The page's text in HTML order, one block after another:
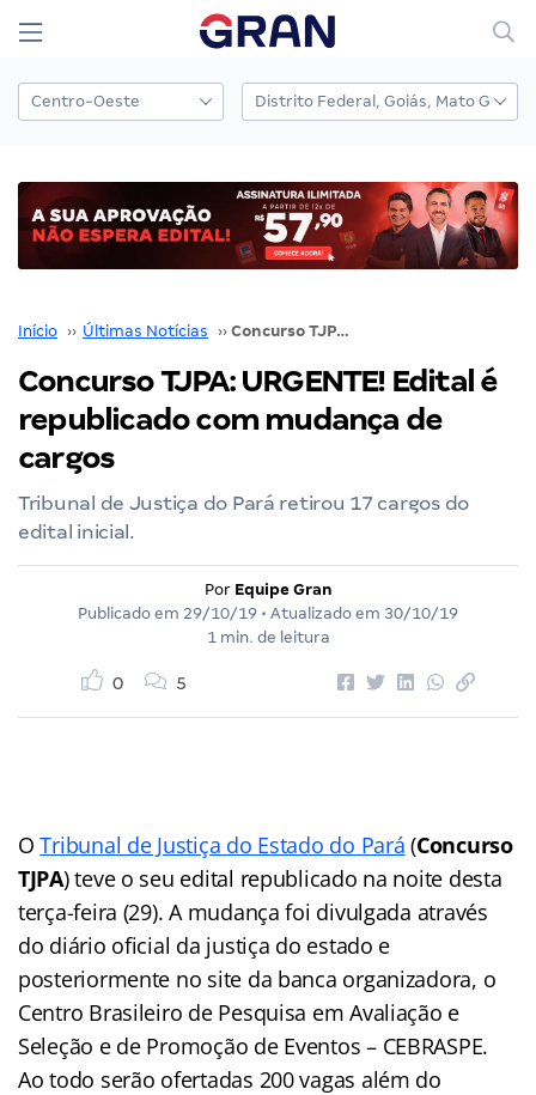
Início ›› Últimas Notícias ›› Concurso TJPA: URGENTE! Edital é republicado com mudança de cargos
Concurso TJPA: URGENTE! Edital é
republicado com mudança de
cargos
Tribunal de Justiça do Pará retirou 17 cargos do
edital inicial.
Por Equipe Gran
Publicado em 29/10/19 • Atualizado em 30/10/19
1 min. de leitura
0 5
OTribunal de Justiça do Estado do Pará (Concurso
TJPA) teve o seu edital republicado na noite desta
terça-feira (29). A mudança foi divulgada através
do diário oficial da justiça do estado e
posteriormente no site da banca organizadora, o
Centro Brasileiro de Pesquisa em Avaliação e
Seleção e de Promoção de Eventos – CEBRASPE.
Ao todo serão ofertadas 200 vagas além do